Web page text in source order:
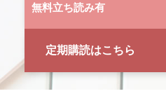
無料立ち読み有
定期購読はこちら